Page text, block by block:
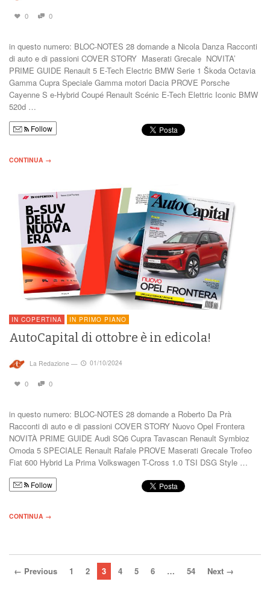
0 0
in questo numero: BLOC-NOTES 28 domande a Nicola Danza Racconti
di auto e di passioni COVER STORY Maserati Grecale NOVITA’
PRIME GUIDE Renault 5 E-Tech Electric BMW Serie 1 Škoda Octavia
Gamma Cupra Speciale Gamma motori Dacia PROVE Porsche
Cayenne S e-Hybrid Coupé Renault Scénic E-Tech Elettric Iconic BMW
520d …
Follow
CONTINUA →
IN COPERTINA IN PRIMO PIANO
AutoCapital di ottobre è in edicola!
La Redazione — 01/10/2024
0 0
in questo numero: BLOC-NOTES 28 domande a Roberto Da Prà
Racconti di auto e di passioni COVER STORY Nuovo Opel Frontera
NOVITÀ PRIME GUIDE Audi SQ6 Cupra Tavascan Renault Symbioz
Omoda 5 SPECIALE Renault Rafale PROVE Maserati Grecale Trofeo
Fiat 600 Hybrid La Prima Volkswagen T-Cross 1.0 TSI DSG Style …
Follow
CONTINUA →
← Previous 1 2 3 4 5 6 … 54 Next →